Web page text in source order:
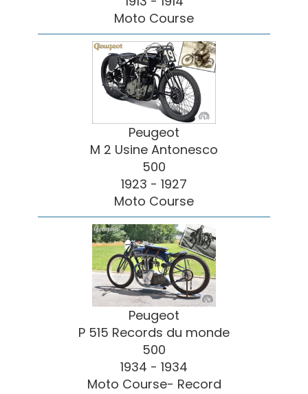
Moto Course
Peugeot
M 2 Usine Antonesco
500
1923 - 1927
Moto Course
Peugeot
P 515 Records du monde
500
1934 - 1934
Moto Course- Record